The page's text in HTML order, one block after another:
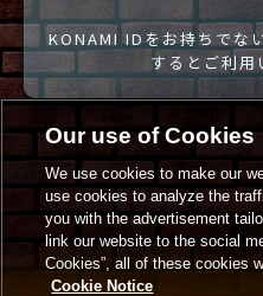
KONAMI IDをお持ちでな
するとご利
Our use of Cookies
We use cookies to make our
use cookies to analyze the
you with the advertisement
link our website to the social
Cookies”, all of these cookies
Cookie Notice